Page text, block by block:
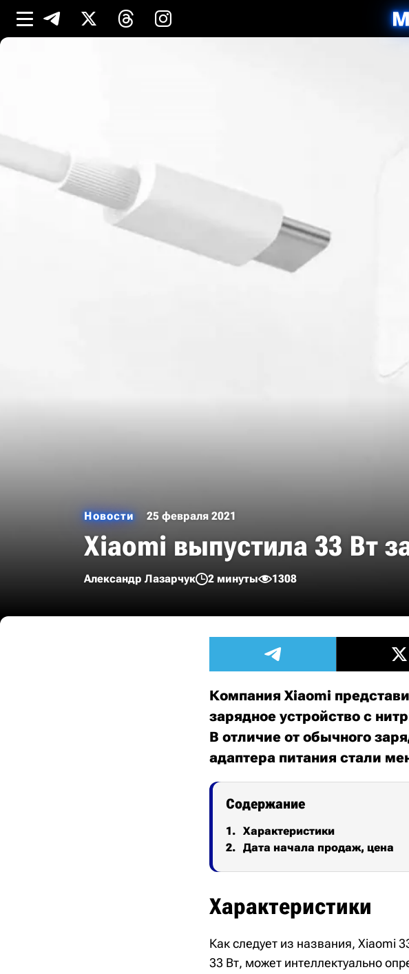
Новости 25 февраля 2021
Xiaomi выпустила 33 Вт
Александр Лазарчук 2 минуты 1308
Компания Xiaomi
зарядное устройство с
В отличие от обычного
адаптера питания стали
Содержание
Характеристики
Дата начала продаж, цена
Характеристики
Как следует из названия, Xiaomi
33 Вт, может интеллектуально